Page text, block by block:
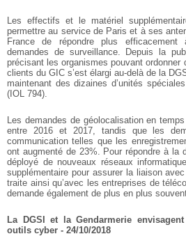
Les effectifs et le matériel
permettre au service de Paris et à ses
France de répondre plus
demandes de surveillance. Depuis la
précisant les organismes pouvant
clients du GIC s’est élargi au-delà de la
maintenant des dizaines d’unités
(IOL 794).
Les demandes de géolocalisation en
entre 2016 et 2017, tandis que les
communication telles que les
ont augmenté de 23%. Pour répondre à la
déployé de nouveaux réseaux
supplémentaire pour assurer la liaison
traite ainsi qu’avec les entreprises de
demande également de plus en plus
La DGSI et la Gendarmerie
outils cyber - 24/10/2018